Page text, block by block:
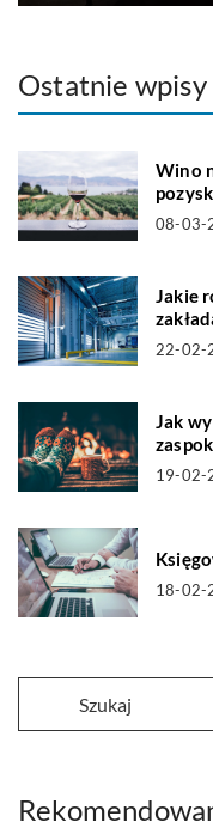
Ostatnie wpisy
Wino
08-03-
Jakie
22-02-
Jak
19-02-
18-02-